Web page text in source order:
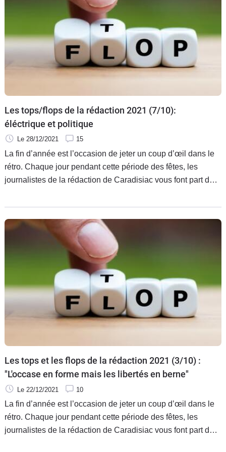
Les tops/flops de la rédaction 2021 (7/10):
éléctrique et politique
Le 28/12/2021 15
La fin d’année est l’occasion de jeter un coup d’œil dans le
rétro. Chaque jour pendant cette période des fêtes, les
journalistes de la rédaction de Caradisiac vous font part de
Aujourd’hui, Serge Bellu, journaliste et historien de
l'automobile, vous donne son top/flop 2021.
Les tops et les flops de la rédaction 2021 (3/10) :
"L'occase en forme mais les libertés en berne"
Le 22/12/2021 10
La fin d’année est l’occasion de jeter un coup d’œil dans le
rétro. Chaque jour pendant cette période des fêtes, les
journalistes de la rédaction de Caradisiac vous font part de